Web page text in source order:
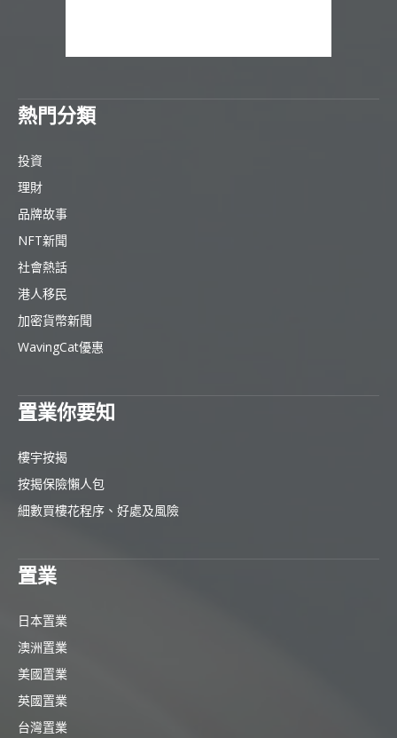
熱門分類
投資
理財
品牌故事
NFT新聞
社會熱話
港人移民
加密貨幣新聞
WavingCat優惠
置業你要知
樓宇按揭
按揭保險懶人包
細數買樓花程序、好處及風險
置業
日本置業
澳洲置業
美國置業
英國置業
台灣置業